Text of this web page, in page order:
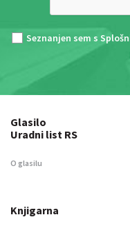
Seznanjen sem s
Glasilo
Uradni list RS
O glasilu
Knjigarna